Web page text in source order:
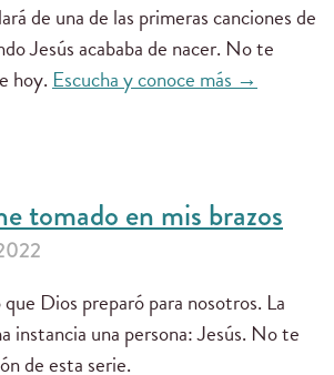
de una de las primeras canciones de
Jesús acababa de nacer. No te
hoy.Escucha y conoce más →
tomado en mis brazos
Dios preparó para nosotros. La
instancia una persona: Jesús. No te
de esta serie.